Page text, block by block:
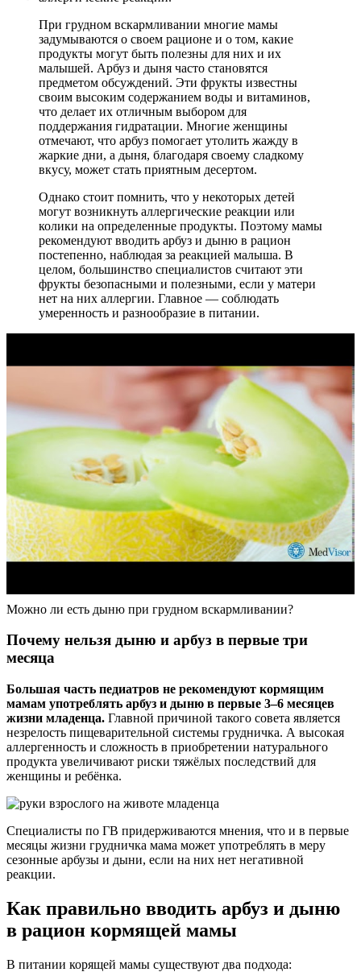
При грудном вскармливании многие мамы
задумываются о своем рационе и о том, какие
продукты могут быть полезны для них и их
малышей. Арбуз и дыня часто становятся
предметом обсуждений. Эти фрукты известны
своим высоким содержанием воды и витаминов,
что делает их отличным выбором для
поддержания гидратации. Многие женщины
отмечают, что арбуз помогает утолить жажду в
жаркие дни, а дыня, благодаря своему сладкому
вкусу, может стать приятным десертом.
Однако стоит помнить, что у некоторых детей
могут возникнуть аллергические реакции или
колики на определенные продукты. Поэтому мамы
рекомендуют вводить арбуз и дыню в рацион
постепенно, наблюдая за реакцией малыша. В
целом, большинство специалистов считают эти
фрукты безопасными и полезными, если у матери
нет на них аллергии. Главное — соблюдать
умеренность и разнообразие в питании.
Можно ли есть дыню при грудном вскармливании?
Почему нельзя дыню и арбуз в первые три
месяца
Большая часть педиатров не рекомендуют кормящим
мамам употреблять арбуз и дыню в первые 3–6 месяцев
жизни младенца. Главной причиной такого совета является
незрелость пищеварительной системы грудничка. А высокая
аллергенность и сложность в приобретении натурального
продукта увеличивают риски тяжёлых последствий для
женщины и ребёнка.
Специалисты по ГВ придерживаются мнения, что и в первые
месяцы жизни грудничка мама может употреблять в меру
сезонные арбузы и дыни, если на них нет негативной
реакции.
Как правильно вводить арбуз и дыню
в рацион кормящей мамы
В питании корящей мамы существуют два подхода: